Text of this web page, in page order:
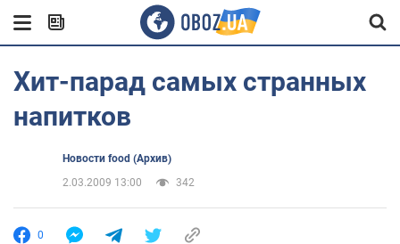
Хит-парад самых странных
напитков
Новости food (Архив)
2.03.2009 13:00
342
0